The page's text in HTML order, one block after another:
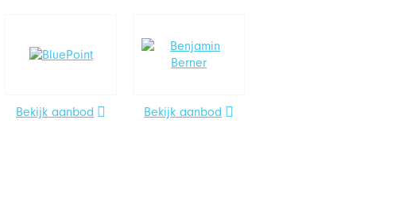
Bekijk aanbod Bekijk aanbod